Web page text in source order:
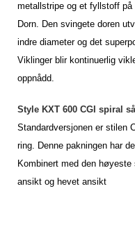
metallstripe og et fyllstoff
Dorn. Den svingete doren
indre diameter og det
Viklinger blir kontinuerlig
oppnådd.
Style KXT 600 CGI spiral
Standardversjonen er stilen
ring. Denne pakningen har
Kombinert med den
ansikt og hevet ansikt